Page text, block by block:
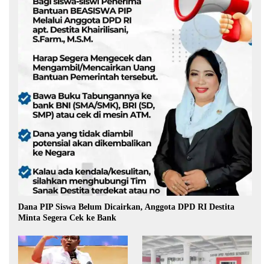
Dana PIP Siswa Belum Dicairkan, Anggota DPD RI Destita
Minta Segera Cek ke Bank